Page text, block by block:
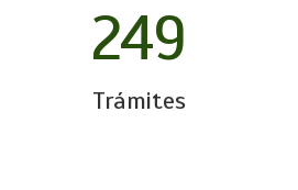
249
Trámites